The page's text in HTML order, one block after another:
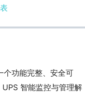
个功能完整、安全可
智能监控与管理解